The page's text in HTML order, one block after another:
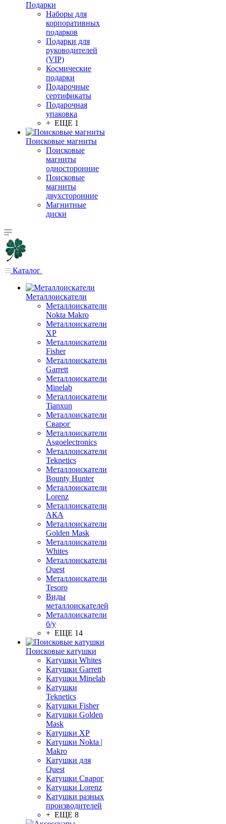
Подарки
Наборы для
корпоративных
подарков
Подарки для
руководителей
(VIP)
Космические
подарки
Подарочные
сертификаты
Подарочная
упаковка
+ ЕЩЕ 1
Поисковые магниты
Поисковые
магниты
односторонние
Поисковые
магниты
двухсторонние
Магнитные
диски
Каталог
Металлоискатели
Металлоискатели
Nokta Makro
Металлоискатели
XP
Металлоискатели
Fisher
Металлоискатели
Garrett
Металлоискатели
Minelab
Металлоискатели
Tianxun
Металлоискатели
Сварог
Металлоискатели
Asgoelectronics
Металлоискатели
Teknetics
Металлоискатели
Bounty Hunter
Металлоискатели
Lorenz
Металлоискатели
АКА
Металлоискатели
Golden Mask
Металлоискатели
Whites
Металлоискатели
Quest
Металлоискатели
Tesoro
Виды
металлоискателей
Металлоискатели
б/у
+ ЕЩЕ 14
Поисковые катушки
Катушки Whites
Катушки Garrett
Катушки Minelab
Катушки
Teknetics
Катушки Fisher
Катушки Golden
Mask
Катушки XP
Катушки Nokta |
Makro
Катушки для
Quest
Катушки Сварог
Катушки Lorenz
Катушки разных
производителей
+ ЕЩЕ 8